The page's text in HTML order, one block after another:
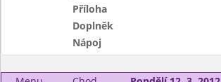
Příloha
Doplněk
Nápoj